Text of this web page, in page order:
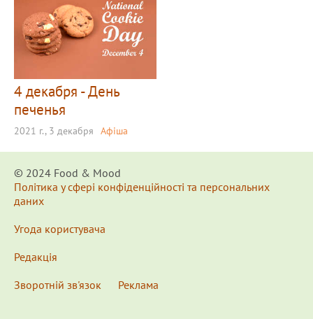
4 декабря - День
печенья
2021 г., 3 декабря Афіша
© 2024 Food & Мood
Політика у сфері конфіденційності та персональних
даних
Угода користувача
Редакція
Зворотній зв'язок
Реклама